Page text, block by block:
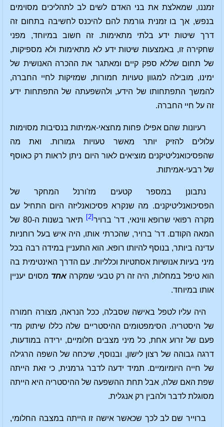
זמננו, שמאלצת את בני האדם לשים לב לתהליכים מסוימים
בנפש, אך בו זמנית גורמת להם להיכנס לחשיבה בתחום זה
דרך שיטות ידע בלתי מתאימות. זה חשוב במיוחד, מפני
שחקירה זו, באמצעות שיטות ידע לא מתאימות ולא מספיקות,
של תחום שללא ספק קיים ומאתגר את ההכרה האנושית של
ימינו, מובילה למגוון טעויות חמורות, שמזיקות לחיי החברה,
להמשך התפתחותו של הידע, ולהשפעתה של התפתחות ידע
זה על חיי החברה.
רעיונות שהם אפילו פחות מחצאי-אמיתות בנסיבות מסוימות
עלולים להזיק יותר מאשר טעויות גמורות. ואת מה
שהפסיכואנליטיקנים מוציאים לאור היום ניתן לראות רק כאוסף
של רבעי-אמיתות.
נתבונן במספר קטעים מז'ורנל המחקר של
הפסיכואנליטיקנים. מה שנקרא פסיכואנליזה היום התחיל עם
מקרה רפואי שרופא ווינאי, דר' ברויר[2]
תיאר בשנות ה-80 של
המאה הקודם. דר' ברויר, שהכרתי אותו, היה איש בעל רוחניות
עדינה ביותר, בנוסף להיותו רופא. הוא התעניין במידה רבה בכל
מיני בעיות אנושיות אסתטיות וכלליות. עם הדרך האינטימית בה
הוא טיפל במחלות, היה זה רק טבעי שמקרה אחד מסוים יעניין
אותו במיוחד.
היה עליו לטפל באישה שסבלה, ככל הנראה, מצורה חמורה
של היסטריה. הסימפטומים ההיסטריים שלה כללו שיתוק מדי
פעם של זרוע אחת, כל מיני מצבים חלומיים, ירידה במודעות,
דרגה גבוהה של רצון לישון, ובנוסף, שיכחה של השפה הרגילה
של חייה היומיומיים. תמיד ידעה לדבר גרמנית, כי זאת הייתה
שפת האם שלה, אבל תחת ההשפעה של ההיסטריה היא הייתה
מסוגלת לדבר ולהבין רק אנגלית.
ברוייר שם לב לכך שכאשר אישה זו הייתה במצבה החלומי,